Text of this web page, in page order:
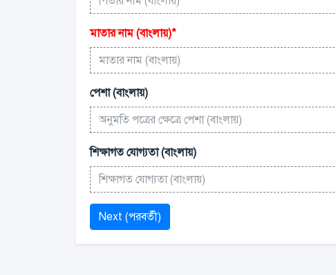
মাতার নাম (বাংলায়)*
পেশা (বাংলায়)
শিক্ষাগত যোগ্যতা (বাংলায়)
Next (পরবর্তী)